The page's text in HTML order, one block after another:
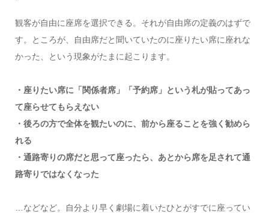
観客が自由に座席を選択できる。それが自由席の定義のはずで
す。ところが、自由席だと聞いていたのに座りたい席に座れな
かった、という現象がたまに起こります。
・座りたい席に「関係者席」「予約席」という札が貼ってあっ
て座らせてもらえない
・後ろの方で全体を観たいのに、前から座ることを強く勧めら
れる
・通路寄りの席だと思って座ったら、あとから席を足されて通
路寄りではなくなった
…などなど。自分より早く劇場に着いたひとがすでに座ってい